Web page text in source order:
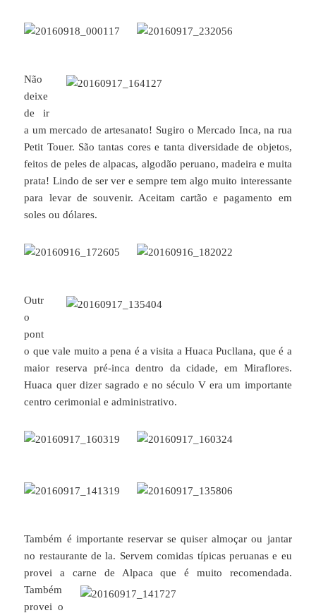
Não
deixe
de ir
a um mercado de artesanato! Sugiro o Mercado Inca, na rua
Petit Touer. São tantas cores e tanta diversidade de objetos,
feitos de peles de alpacas, algodão peruano, madeira e muita
prata! Lindo de ser ver e sempre tem algo muito interessante
para levar de souvenir. Aceitam cartão e pagamento em
soles ou dólares.
Outr
o
pont
o que vale muito a pena é a visita a Huaca Pucllana, que é a
maior reserva pré-inca dentro da cidade, em Miraflores.
Huaca quer dizer sagrado e no século V era um importante
centro cerimonial e administrativo.
Também é importante reservar se quiser almoçar ou jantar
no restaurante de la. Servem comidas típicas peruanas e eu
provei a carne de Alpaca que é muito recomendada.
Também
provei o